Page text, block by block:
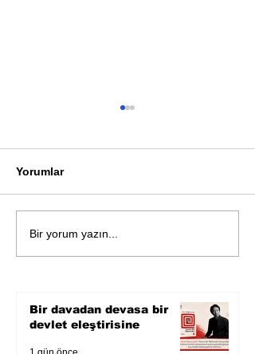
Orwell Ödülleri Uzun
Yorumlar
Bir yorum yazın...
Bir davadan devasa bir
devlet eleştirisine